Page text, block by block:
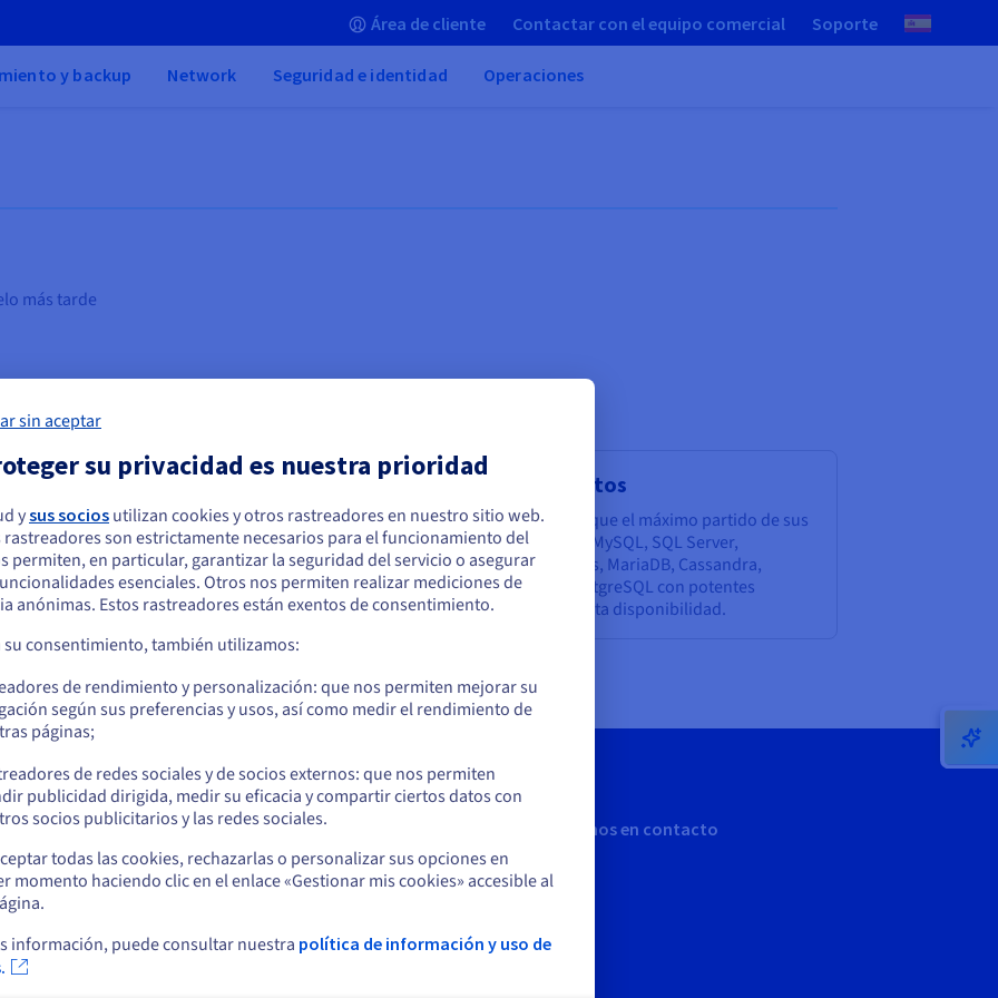
Área de cliente Contactar con el equipo comercial Soporte
y backup Network Seguridad e identidad Operaciones
más tarde
Computación confidencial
Los servidores Scale son perfectos para los
usos de la computación confidencial gracias a
su arquitectura AMD EPYC de 5ª generación
(Zen 5). Esta integra funciones avanzadas de
cifrado por hardware, asegurando la
protección de los datos en memoria y en
ejecución, sin afectar al rendimiento.
Bases de datos
Seleccione y saque el máximo partido de sus
bases de datos MySQL, SQL Server,
MongoDB, Redis, MariaDB, Cassandra,
FileMaker y PostgreSQL con potentes
servidores de alta disponibilidad.
de ayuda
de aprendizaje
de soporte
Noticias
Espacio de prensa
Blog
Sigamos en contacto
que está ubicado en Estados Unidos
hacer un pedido desde Estados Unidos, deberá buscar el sitio web
y crear una cuenta.
us.ovhcloud.com/bare-metal Inglés USD - $
Permanezca en el sitio web actual
otro sitio web
sin aceptar
su privacidad es nuestra prioridad
ysus socios utilizan cookies y otros rastreadores en nuestro sitio web.
rastreadores son estrictamente necesarios para el funcionamiento del
permiten, en particular, garantizar la seguridad del servicio o asegurar
esenciales. Otros nos permiten realizar mediciones de
anónimas. Estos rastreadores están exentos de consentimiento.
su consentimiento, también utilizamos:
de rendimiento y personalización: que nos permiten mejorar su
según sus preferencias y usos, así como medir el rendimiento de
páginas;
de redes sociales y de socios externos: que nos permiten
publicidad dirigida, medir su eficacia y compartir ciertos datos con
socios publicitarios y las redes sociales.
todas las cookies, rechazarlas o personalizar sus opciones en
momento haciendo clic en el enlace «Gestionar mis cookies» accesible al
información, puede consultar nuestra política de información y uso de